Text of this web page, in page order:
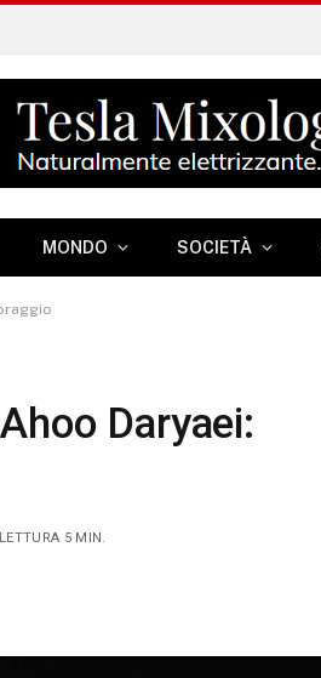
MONDO SOCIETÀ
Daryaei:
LETTURA 5 MIN.